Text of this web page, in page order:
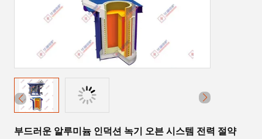
부드러운 알루미늄 인덕션 녹기 오븐 시스템 전력 절약